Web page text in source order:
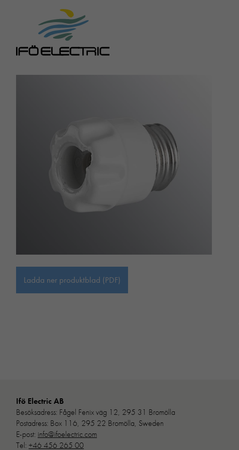
Ladda ner produktblad (PDF)
Ifö Electric AB
Besöksadress: Fågel Fenix väg 12, 295 31 Bromölla
Postadress: Box 116, 295 22 Bromölla, Sweden
E-post: info@ifoelectric.com
Tel: +46 456 265 00